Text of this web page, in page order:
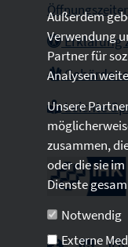
Erklärung
Leichte
Außerdem
Verwendung
Partner für
Analysen
Unsere
zusammen,
oder die sie
Dienste
Notwendig
Externe